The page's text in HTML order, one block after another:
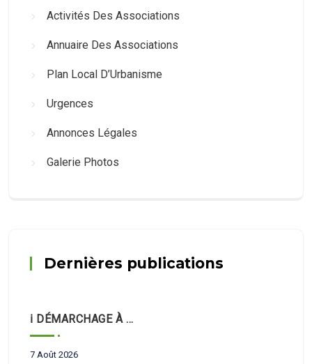
Activités Des Associations
Annuaire Des Associations
Plan Local D’Urbanisme
Urgences
Annonces Légales
Galerie Photos
Dernières publications
ℹ️ DÉMARCHAGE À DOMICILE
7 Août 2026